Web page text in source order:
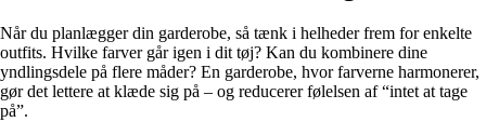
Når du planlægger din garderobe, så tænk i helheder frem for enkelte
outfits. Hvilke farver går igen i dit tøj? Kan du kombinere dine
yndlingsdele på flere måder? En garderobe, hvor farverne harmonerer,
gør det lettere at klæde sig på – og reducerer følelsen af “intet at tage
på”.